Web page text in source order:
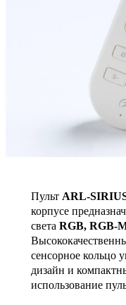
Пульт ARL-
корпусе
света RGB, RGB-
сенсорное кольцо
дизайн и
использование